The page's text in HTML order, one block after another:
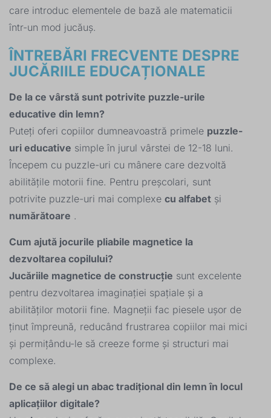
care introduc elementele de bază ale matematicii
într-un mod jucăuș.
ÎNTREBĂRI FRECVENTE DESPRE
JUCĂRIILE EDUCAȚIONALE
De la ce vârstă sunt potrivite puzzle-urile
educative din lemn?
Puteți oferi copiilor dumneavoastră primele puzzle-
uri educative simple în jurul vârstei de 12-18 luni.
Începem cu puzzle-uri cu mânere care dezvoltă
abilitățile motorii fine. Pentru preșcolari, sunt
potrivite puzzle-uri mai complexe cu alfabet și
numărătoare .
Cum ajută jocurile pliabile magnetice la
dezvoltarea copilului?
Jucăriile magnetice de construcție sunt excelente
pentru dezvoltarea imaginației spațiale și a
abilităților motorii fine. Magneții fac piesele ușor de
ținut împreună, reducând frustrarea copiilor mai mici
și permițându-le să creeze forme și structuri mai
complexe.
De ce să alegi un abac tradițional din lemn în locul
aplicațiilor digitale?